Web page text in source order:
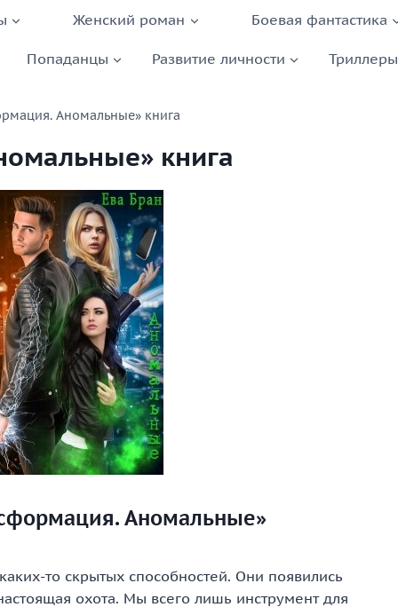
Женский роман Боевая фантастика
Попаданцы Развитие личности Триллеры
Аномальные» книга
книга
Аномальные»
то скрытых способностей. Они появились
охота. Мы всего лишь инструмент для